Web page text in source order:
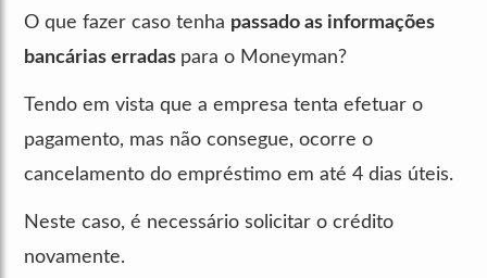
O que fazer caso tenha passado as informações
bancárias erradas para o Moneyman?
Tendo em vista que a empresa tenta efetuar o
pagamento, mas não consegue, ocorre o
cancelamento do empréstimo em até 4 dias úteis.
Neste caso, é necessário solicitar o crédito
novamente.